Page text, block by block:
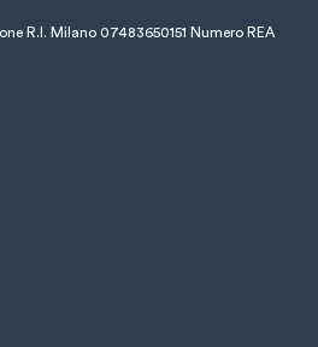
R.I. Milano 07483650151 Numero REA